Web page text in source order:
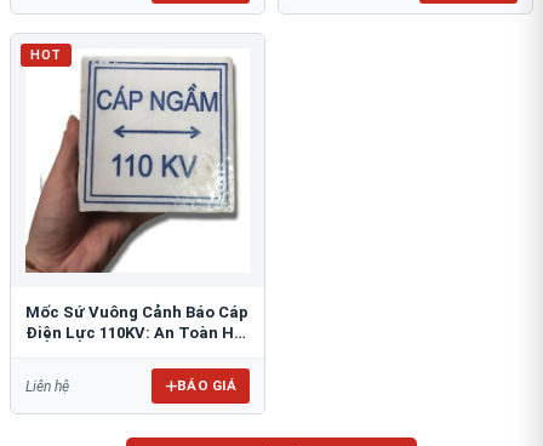
HOT
Mốc Sứ Vuông Cảnh Báo Cáp
Điện Lực 110KV: An Toàn Hệ
Liên hệ BÁO GIÁ